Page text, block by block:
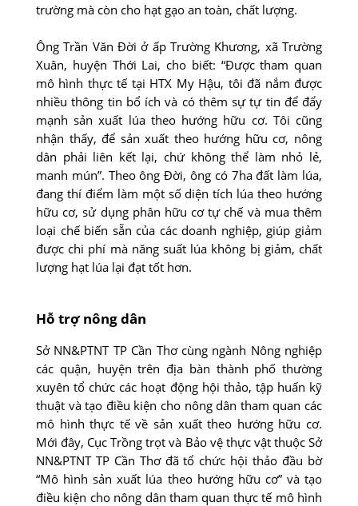
trường mà còn cho hạt gạo an toàn, chất lượng.
Ông Trần Văn Ðời ở ấp Trường Khương, xã Trường
Xuân, huyện Thới Lai, cho biết: “Ðược tham quan
mô hình thực tế tại HTX My Hậu, tôi đã nắm được
nhiều thông tin bổ ích và có thêm sự tự tin để đẩy
mạnh sản xuất lúa theo hướng hữu cơ. Tôi cũng
nhận thấy, để sản xuất theo hướng hữu cơ, nông
dân phải liên kết lại, chứ không thể làm nhỏ lẻ,
manh mún”. Theo ông Ðời, ông có 7ha đất làm lúa,
đang thí điểm làm một số diện tích lúa theo hướng
hữu cơ, sử dụng phân hữu cơ tự chế và mua thêm
loại chế biến sẵn của các doanh nghiệp, giúp giảm
được chi phí mà năng suất lúa không bị giảm, chất
lượng hạt lúa lại đạt tốt hơn.
Hỗ trợ nông dân
Sở NN&PTNT TP Cần Thơ cùng ngành Nông nghiệp
các quận, huyện trên địa bàn thành phố thường
xuyên tổ chức các hoạt động hội thảo, tập huấn kỹ
thuật và tạo điều kiện cho nông dân tham quan các
mô hình thực tế về sản xuất theo hướng hữu cơ.
Mới đây, Cục Trồng trọt và Bảo vệ thực vật thuộc Sở
NN&PTNT TP Cần Thơ đã tổ chức hội thảo đầu bờ
“Mô hình sản xuất lúa theo hướng hữu cơ” và tạo
điều kiện cho nông dân tham quan thực tế mô hình